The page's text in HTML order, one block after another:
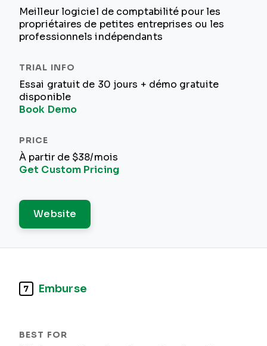
Meilleur logiciel de comptabilité pour les
propriétaires de petites entreprises ou les
professionnels indépendants
Essai gratuit de 30 jours + démo gratuite
disponible
Book Demo
À partir de $38/mois
Get Custom Pricing
Website
7 Emburse